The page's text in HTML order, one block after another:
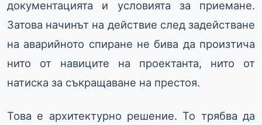
документацията и условията за приемане.
Затова начинът на действие след задействане
на аварийното спиране не бива да произтича
нито от навиците на проектанта, нито от
натиска за съкращаване на престоя.
Това е архитектурно решение. То трябва да